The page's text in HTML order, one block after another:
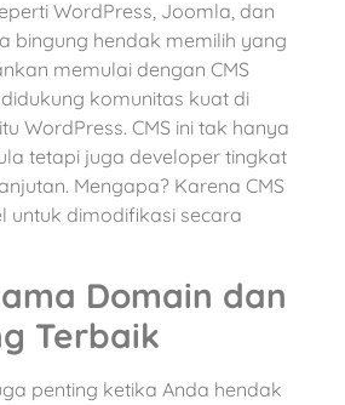
WordPress, Joomla, dan
bingung hendak memilih yang
memulai dengan CMS
komunitas kuat di
WordPress. CMS ini tak hanya
tetapi juga developer tingkat
Mengapa? Karena CMS
untuk dimodifikasi secara
Domain dan
Terbaik
penting ketika Anda hendak